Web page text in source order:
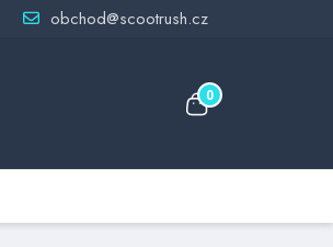
obchod@scootrush.cz
0